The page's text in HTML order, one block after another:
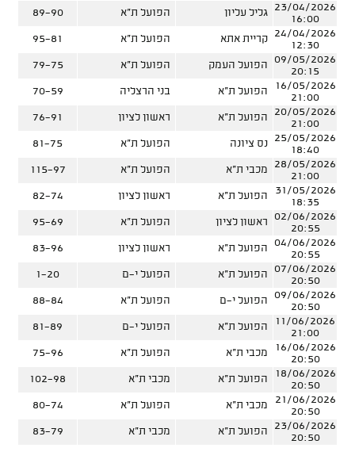
23/04/2026
16:00
גליל עליון הפועל ת"א
89-90
24/04/2026
12:30
קריית אתא הפועל ת"א
95-81
09/05/2026
20:15
הפועל העמק הפועל ת"א
79-75
16/05/2026
21:00
הפועל ת"א בני הרצליה
70-59
20/05/2026
21:00
הפועל ת"א ראשון לציון
76-91
25/05/2026
18:40
נס ציונה הפועל ת"א
81-75
28/05/2026
21:00
מכבי ת"א הפועל ת"א
115-97
31/05/2026
18:35
הפועל ת"א ראשון לציון
82-74
02/06/2026
20:55
ראשון לציון הפועל ת"א
95-69
04/06/2026
20:55
הפועל ת"א ראשון לציון
83-96
07/06/2026
20:50
הפועל ת"א הפועל י-ם
1-20
09/06/2026
20:50
הפועל י-ם הפועל ת"א
88-84
11/06/2026
21:00
הפועל ת"א הפועל י-ם
81-89
16/06/2026
20:50
מכבי ת"א הפועל ת"א
75-96
18/06/2026
20:50
הפועל ת"א מכבי ת"א
102-98
21/06/2026
20:50
מכבי ת"א הפועל ת"א
80-74
23/06/2026
20:50
הפועל ת"א מכבי ת"א 83-79